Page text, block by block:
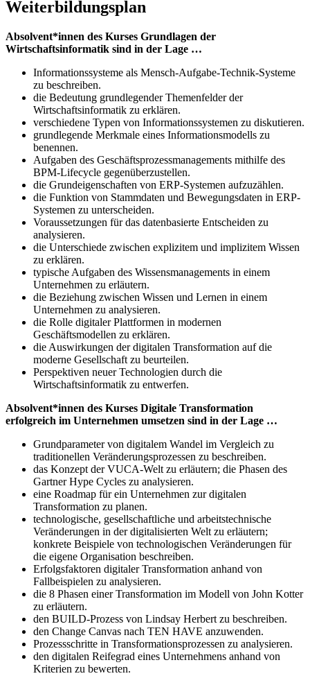
Weiterbildungsplan
Absolvent*innen des Kurses Grundlagen der
Wirtschaftsinformatik sind in der Lage …
Informationssysteme als Mensch-Aufgabe-Technik-Systeme
zu beschreiben.
die Bedeutung grundlegender Themenfelder der
Wirtschaftsinformatik zu erklären.
verschiedene Typen von Informationssystemen zu diskutieren.
grundlegende Merkmale eines Informationsmodells zu
benennen.
Aufgaben des Geschäftsprozessmanagements mithilfe des
BPM-Lifecycle gegenüberzustellen.
die Grundeigenschaften von ERP-Systemen aufzuzählen.
die Funktion von Stammdaten und Bewegungsdaten in ERP-
Systemen zu unterscheiden.
Voraussetzungen für das datenbasierte Entscheiden zu
analysieren.
die Unterschiede zwischen explizitem und implizitem Wissen
zu erklären.
typische Aufgaben des Wissensmanagements in einem
Unternehmen zu erläutern.
die Beziehung zwischen Wissen und Lernen in einem
Unternehmen zu analysieren.
die Rolle digitaler Plattformen in modernen
Geschäftsmodellen zu erklären.
die Auswirkungen der digitalen Transformation auf die
moderne Gesellschaft zu beurteilen.
Perspektiven neuer Technologien durch die
Wirtschaftsinformatik zu entwerfen.
Absolvent*innen des Kurses Digitale Transformation
erfolgreich im Unternehmen umsetzen sind in der Lage …
Grundparameter von digitalem Wandel im Vergleich zu
traditionellen Veränderungsprozessen zu beschreiben.
das Konzept der VUCA-Welt zu erläutern; die Phasen des
Gartner Hype Cycles zu analysieren.
eine Roadmap für ein Unternehmen zur digitalen
Transformation zu planen.
technologische, gesellschaftliche und arbeitstechnische
Veränderungen in der digitalisierten Welt zu erläutern;
konkrete Beispiele von technologischen Veränderungen für
die eigene Organisation beschreiben.
Erfolgsfaktoren digitaler Transformation anhand von
Fallbeispielen zu analysieren.
die 8 Phasen einer Transformation im Modell von John Kotter
zu erläutern.
den BUILD-Prozess von Lindsay Herbert zu beschreiben.
den Change Canvas nach TEN HAVE anzuwenden.
Prozessschritte in Transformationsprozessen zu analysieren.
den digitalen Reifegrad eines Unternehmens anhand von
Kriterien zu bewerten.